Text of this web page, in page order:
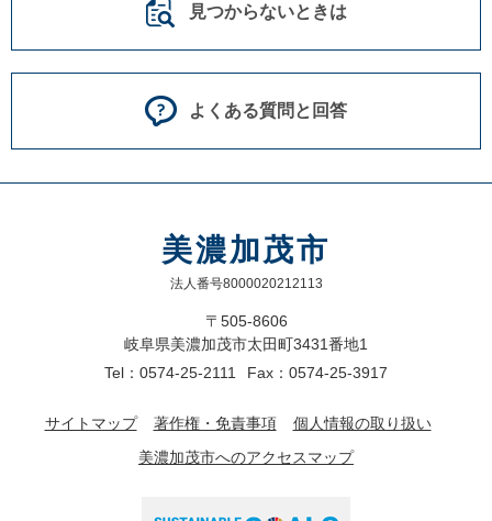
見つからないときは
よくある質問と回答
美濃加茂市
法人番号8000020212113
〒505-8606
岐阜県美濃加茂市太田町3431番地1
Tel：0574-25-2111
Fax：0574-25-3917
サイトマップ 著作権・免責事項
個人情報の取り扱い
美濃加茂市へのアクセスマップ